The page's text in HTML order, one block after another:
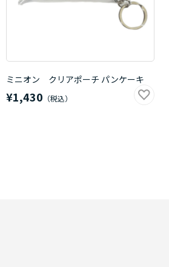
ミニオン クリアポーチ パンケーキ
¥1,430